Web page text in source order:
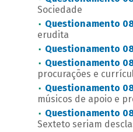
Sociedade
Questionamento
erudita
Questionamento
Questionamento
procurações e
Questionamento
músicos de apoio e
Questionamento
Sexteto seriam